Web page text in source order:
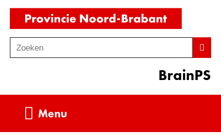
Ga
de
inhoud
o
Zoeken
BrainPS
Menu